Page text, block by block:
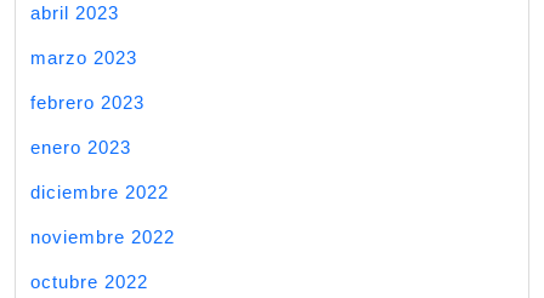
abril 2023
marzo 2023
febrero 2023
enero 2023
diciembre 2022
noviembre 2022
octubre 2022